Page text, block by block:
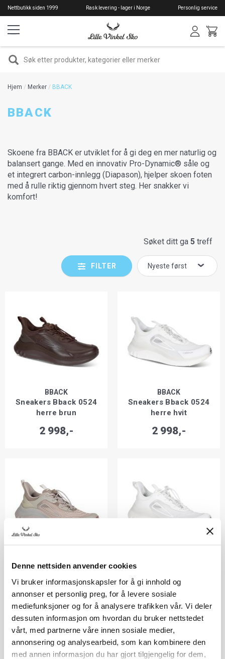
Denne nettsiden anvender cookies
Vi bruker informasjonskapsler for å gi innhold og
annonser et personlig preg, for å levere sosiale
mediefunksjoner og for å analysere trafikken vår. Vi deler
dessuten informasjon om hvordan du bruker nettstedet
vårt, med partnerne våre innen sosiale medier,
annonsering og analysearbeid, som kan kombinere den
med annen informasjon du har gjort tilgjengelig for dem,
Hopp
til
hovedinnhold
Nettbutikk siden 1999 Rask levering - lager i Norge Personlig service
SØK
Hjem Merker BBACK
BBACK
Skoene fra BBACK er utviklet for å gi deg en mer naturlig og
balansert gange. Med en innovativ Pro-Dynamic® såle og
et integrert carbon-innlegg (Diapason), hjelper skoen foten
med å rulle riktig gjennom hvert steg. Her snakker vi
komfort!
Søket ditt ga 5 treff
FILTER
BBACK
Sneakers Bback 0524
herre brun
2 998,-
BBACK
Sneakers Bback 0524
herre hvit
2 998,-
Sneakers Bback 0524
beige
2 998,-
Sneakers Bback 0524
hvit
2 998,-